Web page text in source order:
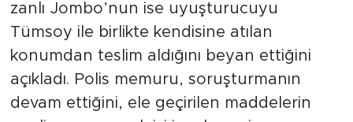
zanlı Jombo’nun ise uyuşturucuyu
Tümsoy ile birlikte kendisine atılan
konumdan teslim aldığını beyan ettiğini
açıkladı. Polis memuru, soruşturmanın
devam ettiğini, ele geçirilen maddelerin